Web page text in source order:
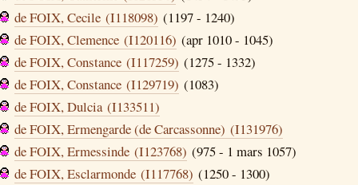
de FOIX, Cecile (I118098) (1197 - 1240)
de FOIX, Clemence (I120116) (apr 1010 - 1045)
de FOIX, Constance (I117259) (1275 - 1332)
de FOIX, Constance (I129719) (1083)
de FOIX, Dulcia (I133511)
de FOIX, Ermengarde (de Carcassonne) (I131976)
de FOIX, Ermessinde (I123768) (975 - 1 mars 1057)
de FOIX, Esclarmonde (I117768) (1250 - 1300)